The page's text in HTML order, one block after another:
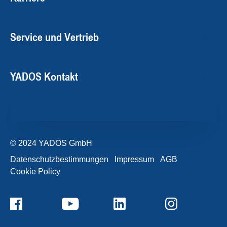
Service und Vertrieb
YADOS Kontakt
© 2024 YADOS GmbH
Datenschutzbestimmungen
Impressum
AGB
Cookie Policy